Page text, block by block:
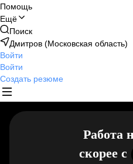
Помощь
Ещё
Поиск
Дмитров (Московская область)
Войти
Войти
Создать резюме
Работа
скорее c